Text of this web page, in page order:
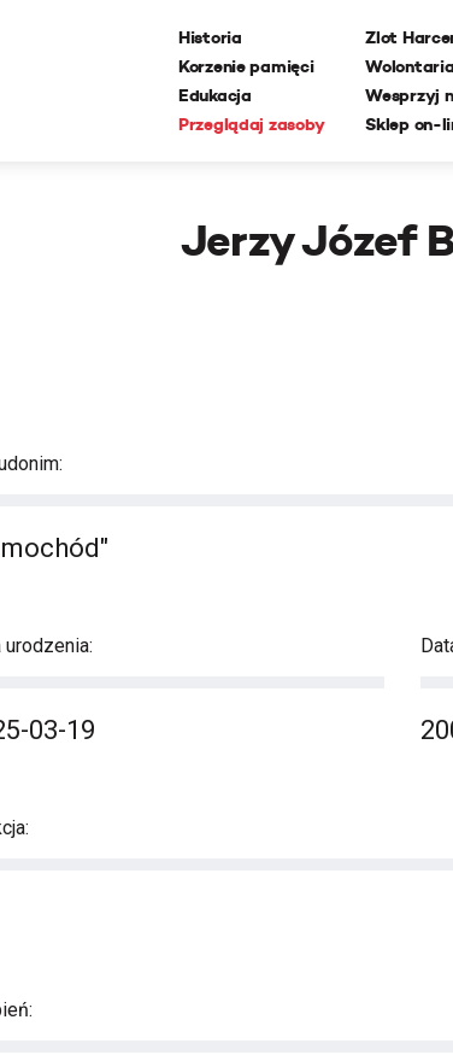
Historia
Korzenie pamięci
Edukacja
Przeglądaj zasoby
Zlot
Wesprzyj
Sklep on-
Jerzy Józef
urodzenia:
03-19